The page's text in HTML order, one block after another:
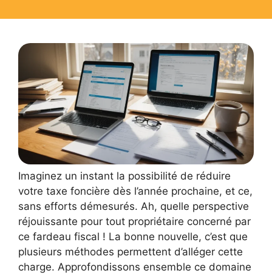
Imaginez un instant la possibilité de réduire
votre taxe foncière dès l’année prochaine, et ce,
sans efforts démesurés. Ah, quelle perspective
réjouissante pour tout propriétaire concerné par
ce fardeau fiscal ! La bonne nouvelle, c’est que
plusieurs méthodes permettent d’alléger cette
charge. Approfondissons ensemble ce domaine